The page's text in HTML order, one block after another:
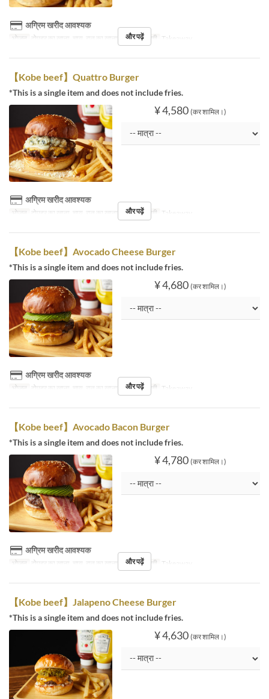
अग्रिम खरीद आवश्यक
भोजन दोपहर का खाना, चाय, रात का खाना सीट की श्रेणी Takeaway
और पढ़ें
【Kobe beef】Quattro Burger
*This is a single item and does not include fries.
¥ 4,580 (कर शामिल।)
अग्रिम खरीद आवश्यक
भोजन दोपहर का खाना, चाय, रात का खाना सीट की श्रेणी Takeaway
और पढ़ें
【Kobe beef】Avocado Cheese Burger
*This is a single item and does not include fries.
¥ 4,680 (कर शामिल।)
अग्रिम खरीद आवश्यक
भोजन दोपहर का खाना, चाय, रात का खाना सीट की श्रेणी Takeaway
और पढ़ें
【Kobe beef】Avocado Bacon Burger
*This is a single item and does not include fries.
¥ 4,780 (कर शामिल।)
अग्रिम खरीद आवश्यक
भोजन दोपहर का खाना, चाय, रात का खाना सीट की श्रेणी Takeaway
और पढ़ें
【Kobe beef】Jalapeno Cheese Burger
*This is a single item and does not include fries.
¥ 4,630 (कर शामिल।)